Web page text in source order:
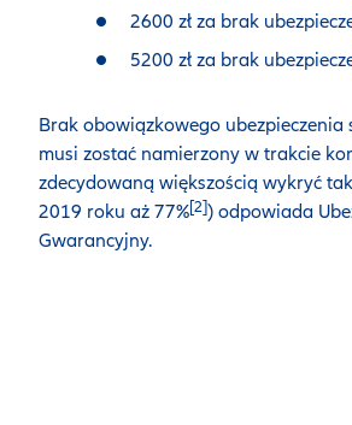
2600 zł za brak
5200 zł za brak
Brak obowiązkowego ubezpieczenia
musi zostać namierzony w trakcie
zdecydowaną większością wykryć
2019 roku aż 77%[2]) odpowiada
Gwarancyjny.